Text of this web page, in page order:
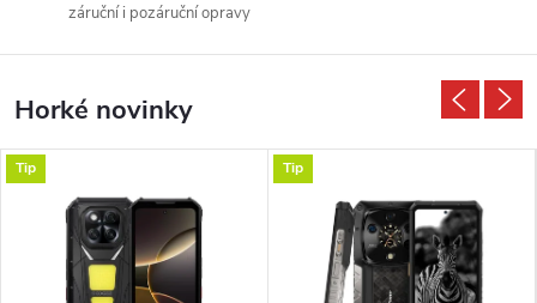
i
n
t
e
záruční i pozáruční opravy
Horké novinky
Tip Tip